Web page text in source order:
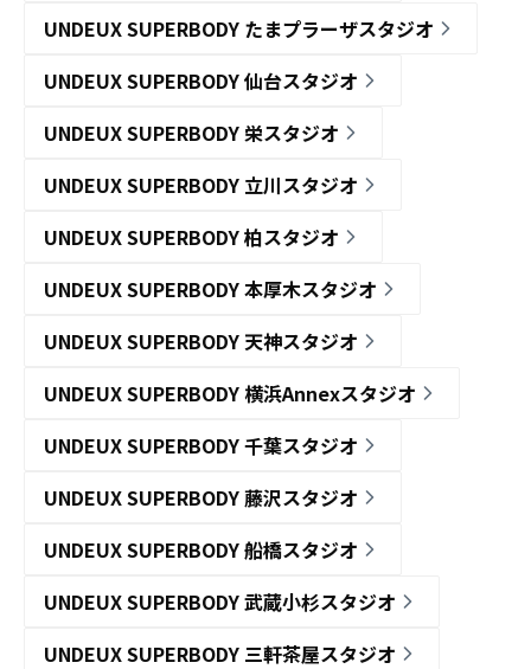
UNDEUX SUPERBODY たまプラーザスタジオ
UNDEUX SUPERBODY 仙台スタジオ
UNDEUX SUPERBODY 栄スタジオ
UNDEUX SUPERBODY 立川スタジオ
UNDEUX SUPERBODY 柏スタジオ
UNDEUX SUPERBODY 本厚木スタジオ
UNDEUX SUPERBODY 天神スタジオ
UNDEUX SUPERBODY 横浜Annexスタジオ
UNDEUX SUPERBODY 千葉スタジオ
UNDEUX SUPERBODY 藤沢スタジオ
UNDEUX SUPERBODY 船橋スタジオ
UNDEUX SUPERBODY 武蔵小杉スタジオ
UNDEUX SUPERBODY 三軒茶屋スタジオ